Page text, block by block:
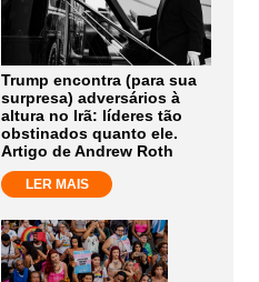
Trump encontra (para sua
surpresa) adversários à
altura no Irã: líderes tão
obstinados quanto ele.
Artigo de Andrew Roth
LER MAIS